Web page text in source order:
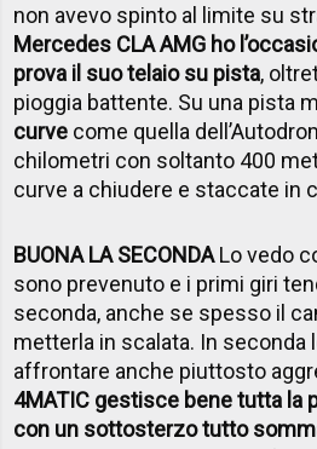
non avevo spinto al limite su
Mercedes CLA AMG ho
prova il suo telaio su pista,
pioggia battente. Su una pista
curve come quella
chilometri con soltanto 400
curve a chiudere e staccate in
BUONA LA SECONDALo vedo
sono prevenuto e i primi giri
seconda, anche se spesso il
metterla in scalata. In seconda
affrontare anche piuttosto
4MATIC gestisce bene tutta la
con un sottosterzo tutto